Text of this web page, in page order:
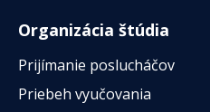
Organizácia štúdia
Prijímanie poslucháčov
Priebeh vyučovania